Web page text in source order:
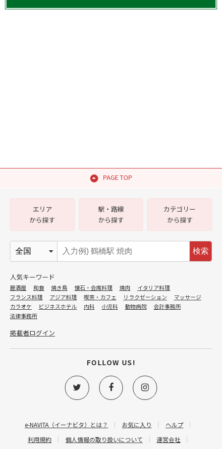
PAGE TOP
e-NAVITA（イーナビタ）とは？ お気に入り
ヘルプ
利用規約
個人情報の取り扱いについて 運営会社
エリア
から探す
駅・路線
から探す
カテゴリー
から探す
検索
人気キーワード
居酒屋 和食 焼き鳥 懐石・会席料理 焼肉
イタリア料理
フランス料理
アジア料理 喫茶・カフェ リラクゼーション
マッサージ
カラオケ
ビジネスホテル 内科 小児科 動物病院
会計事務所
法律事務所
掲載者ログイン
FOLLOW US!